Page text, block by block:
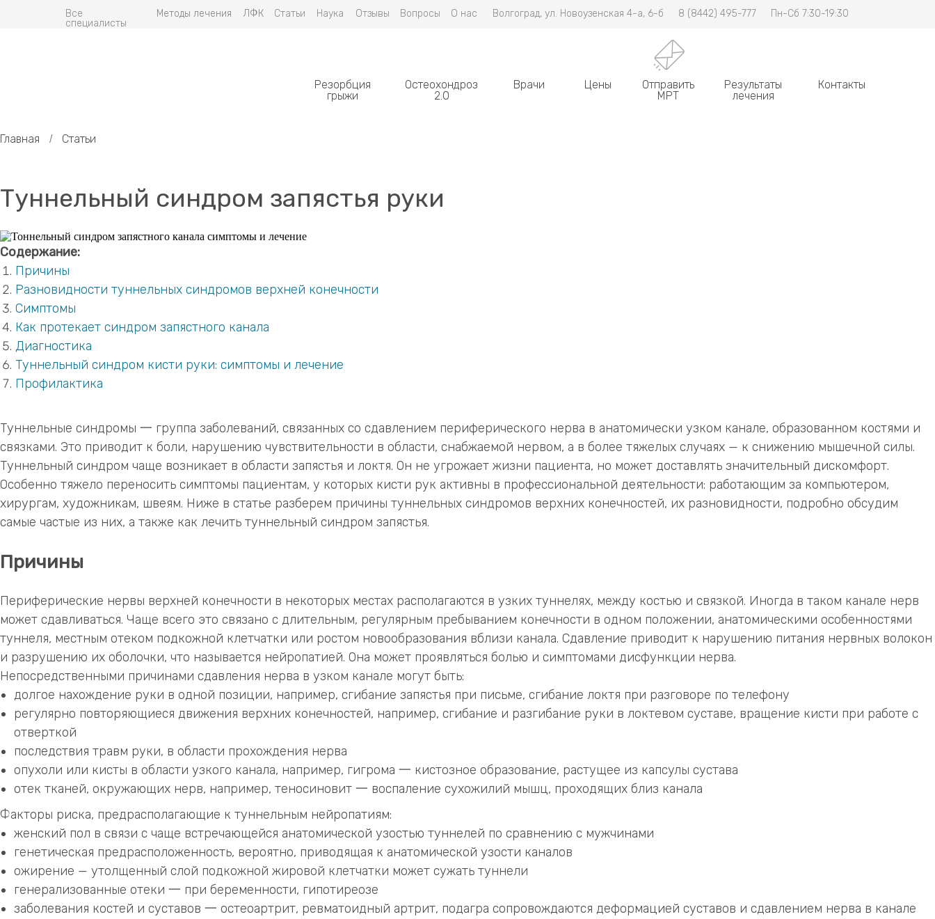
Пн-Сб 7:30-19:30
Волгоград, ул. Новоузенская 4-а, 6-б
Методы лечения Наука
Статьи Отзывы
Все
специалисты
Вопросы О нас
Резорбция
грыжи
Остеохондроз
2.0
Врачи
Отправить
МРТ
Результаты
лечения
Контакты
Цены
8 (8442) 495-777
ЛФК
Главная / Статьи
Туннельный синдром запястья руки
Содержание:
Причины
Разновидности туннельных синдромов верхней конечности
Симптомы
Как протекает синдром запястного канала
Диагностика
Туннельный синдром кисти руки: симптомы и лечение
Профилактика
Туннельные синдромы 一 группа заболеваний, связанных со сдавлением периферического нерва в анатомически узком канале, образованном костями и
связками. Это приводит к боли, нарушению чувствительности в области, снабжаемой нервом, а в более тяжелых случаях — к снижению мышечной силы.
Туннельный синдром чаще возникает в области запястья и локтя. Он не угрожает жизни пациента, но может доставлять значительный дискомфорт.
Особенно тяжело переносить симптомы пациентам, у которых кисти рук активны в профессиональной деятельности: работающим за компьютером,
хирургам, художникам, швеям. Ниже в статье разберем причины туннельных синдромов верхних конечностей, их разновидности, подробно обсудим
самые частые из них, а также как лечить туннельный синдром запястья.
Причины
Периферические нервы верхней конечности в некоторых местах располагаются в узких туннелях, между костью и связкой. Иногда в таком канале нерв
может сдавливаться. Чаще всего это связано с длительным, регулярным пребыванием конечности в одном положении, анатомическими особенностями
туннеля, местным отеком подкожной клетчатки или ростом новообразования вблизи канала. Сдавление приводит к нарушению питания нервных волокон
и разрушению их оболочки, что называется нейропатией. Она может проявляться болью и симптомами дисфункции нерва.
Непосредственными причинами сдавления нерва в узком канале могут быть:
долгое нахождение руки в одной позиции, например, сгибание запястья при письме, сгибание локтя при разговоре по телефону
регулярно повторяющиеся движения верхних конечностей, например, сгибание и разгибание руки в локтевом суставе, вращение кисти при работе с
отверткой
последствия травм руки, в области прохождения нерва
опухоли или кисты в области узкого канала, например, гигрома 一 кистозное образование, растущее из капсулы сустава
отек тканей, окружающих нерв, например, теносиновит 一 воспаление сухожилий мышц, проходящих близ канала
Факторы риска, предрасполагающие к туннельным нейропатиям:
женский пол в связи с чаще встречающейся анатомической узостью туннелей по сравнению с мужчинами
генетическая предрасположенность, вероятно, приводящая к анатомической узости каналов
ожирение — утолщенный слой подкожной жировой клетчатки может сужать туннели
генерализованные отеки 一 при беременности, гипотиреозе
заболевания костей и суставов 一 остеоартрит, ревматоидный артрит, подагра сопровождаются деформацией суставов и сдавлением нерва в канале